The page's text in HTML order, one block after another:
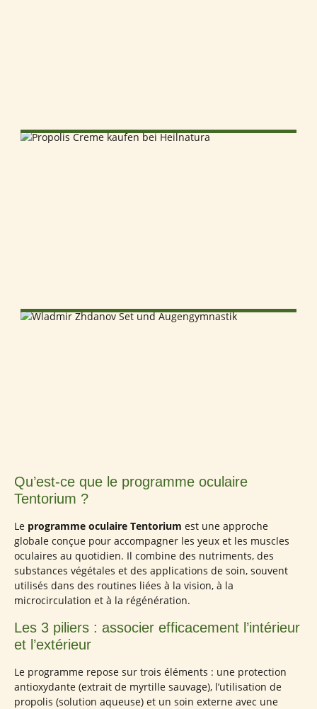
Qu’est-ce que le programme oculaire
Tentorium ?
Le programme oculaire Tentorium est une approche
globale conçue pour accompagner les yeux et les muscles
oculaires au quotidien. Il combine des nutriments, des
substances végétales et des applications de soin, souvent
utilisés dans des routines liées à la vision, à la
microcirculation et à la régénération.
Les 3 piliers : associer efficacement l’intérieur
et l’extérieur
Le programme repose sur trois éléments : une protection
antioxydante (extrait de myrtille sauvage), l’utilisation de
propolis (solution aqueuse) et un soin externe avec une